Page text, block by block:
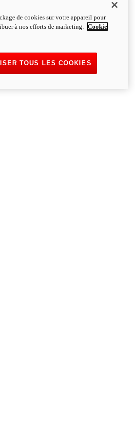
de cookies sur votre appareil pour
à nos efforts de marketing. Cookie
TOUS LES COOKIES